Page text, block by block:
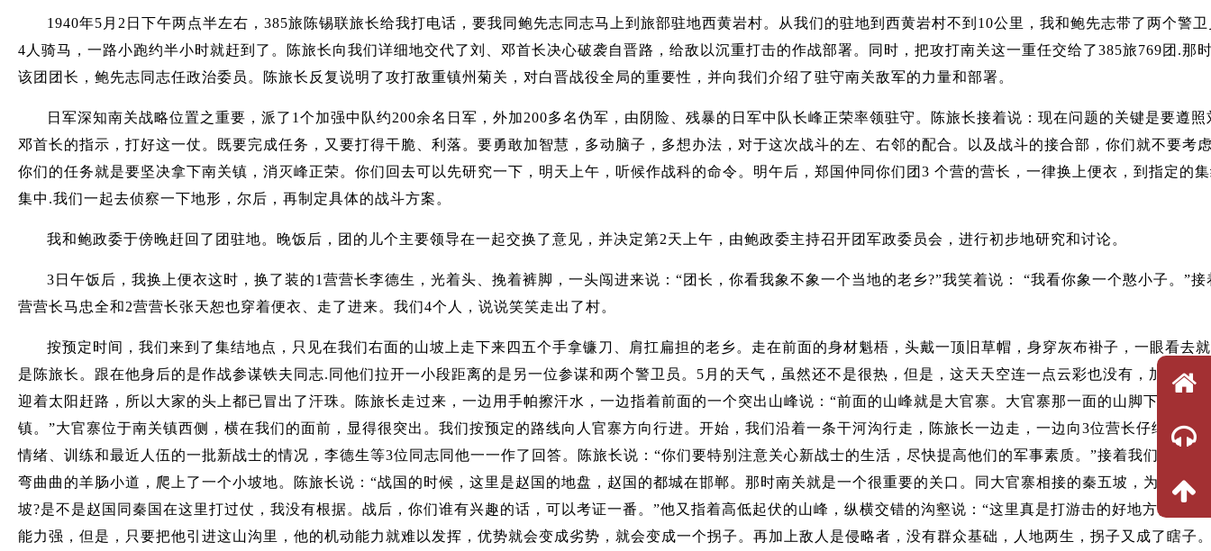
1940年5月2日下午两点半左右，385旅陈锡联旅长给我打电话，要我同鲍先志同志马上到旅部驻地西黄岩村。从我们的驻地到西黄岩村不到10公里，我和鲍先志带了两个警
4人骑马，一路小跑约半小时就赶到了。陈旅长向我们详细地交代了刘、邓首长决心破袭自晋路，给敌以沉重打击的作战部署。同时，把攻打南关这一重任交给了385旅769团.那
该团团长，鲍先志同志任政治委员。陈旅长反复说明了攻打敌重镇州菊关，对白晋战役全局的重要性，并向我们介绍了驻守南关敌军的力量和部署。
日军深知南关战略位置之重要，派了1个加强中队约200余名日军，外加200多名伪军，由阴险、残暴的日军中队长峰正荣率领驻守。陈旅长接着说：现在问题的关键是要遵照
邓首长的指示，打好这一仗。既要完成任务，又要打得干脆、利落。要勇敢加智慧，多动脑子，多想办法，对于这次战斗的左、右邻的配合。以及战斗的接合部，你们就不要考
你们的任务就是要坚决拿下南关镇，消灭峰正荣。你们回去可以先研究一下，明天上午，听候作战科的命令。明午后，郑国仲同你们团3 个营的营长，一律换上便衣，到指定的
集中.我们一起去侦察一下地形，尔后，再制定具体的战斗方案。
我和鲍政委于傍晚赶回了团驻地。晚饭后，团的儿个主要领导在一起交换了意见，并决定第2天上午，由鲍政委主持召开团军政委员会，进行初步地研究和讨论。
3日午饭后，我换上便衣这时，换了装的1营营长李德生，光着头、挽着裤脚，一头闯进来说：“团长，你看我象不象一个当地的老乡?”我笑着说： “我看你象一个憨小子。”接
营营长马忠全和2营营长张天恕也穿着便衣、走了进来。我们4个人，说说笑笑走出了村。
按预定时间，我们来到了集结地点，只见在我们右面的山坡上走下来四五个手拿镰刀、肩扛扁担的老乡。走在前面的身材魁梧，头戴一顶旧草帽，身穿灰布褂子，一眼看去
是陈旅长。跟在他身后的是作战参谋铁夫同志.同他们拉开一小段距离的是另一位参谋和两个警卫员。5月的天气，虽然还不是很热，但是，这天天空连一点云彩也没有，加上我
迎着太阳赶路，所以大家的头上都已冒出了汗珠。陈旅长走过来，一边用手帕擦汗水，一边指着前面的一个突出山峰说：“前面的山峰就是大官寨。大官寨那一面的山脚下就是南
镇。”大官寨位于南关镇西侧，横在我们的面前，显得很突出。我们按预定的路线向人官寨方向行进。开始，我们沿着一条干河沟行走，陈旅长一边走，一边向3位营长仔细询问
情绪、训练和最近人伍的一批新战士的情况，李德生等3位同志同他一一作了回答。陈旅长说：“你们要特别注意关心新战士的生活，尽快提高他们的军事素质。”接着我们沿着一
弯曲曲的羊肠小道，爬上了一个小坡地。陈旅长说：“战国的时候，这里是赵国的地盘，赵国的都城在邯郸。那时南关就是一个很重要的关口。同大官寨相接的秦五坡，为什么叫
坡?是不是赵国同秦国在这里打过仗，我没有根据。战后，你们谁有兴趣的话，可以考证一番。”他又指着高低起伏的山峰，纵横交错的沟壑说：“这里真是打游击的好地方。日军
能力强，但是，只要把他引进这山沟里，他的机动能力就难以发挥，优势就会变成劣势，就会变成一个拐子。再加上敌人是侵略者，没有群众基础，人地两生，拐子又成了瞎子